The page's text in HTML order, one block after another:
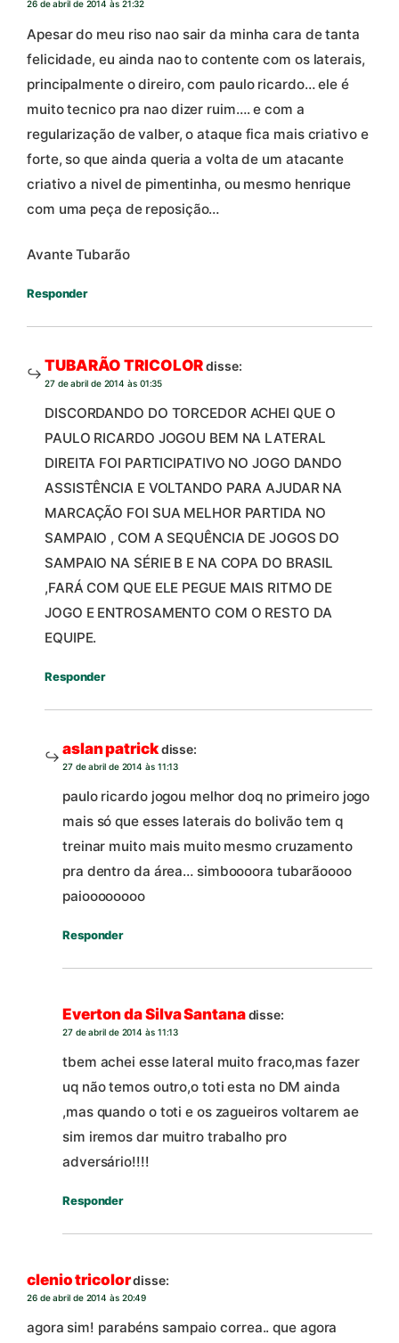
26 de abril de 2014 às 21:32
Apesar do meu riso nao sair da minha cara de tanta
felicidade, eu ainda nao to contente com os laterais,
principalmente o direiro, com paulo ricardo… ele é
muito tecnico pra nao dizer ruim…. e com a
regularização de valber, o ataque fica mais criativo e
forte, so que ainda queria a volta de um atacante
criativo a nivel de pimentinha, ou mesmo henrique
com uma peça de reposição…
Avante Tubarão
Responder
TUBARÃO TRICOLORdisse:
27 de abril de 2014 às 01:35
DISCORDANDO DO TORCEDOR ACHEI QUE O
PAULO RICARDO JOGOU BEM NA LATERAL
DIREITA FOI PARTICIPATIVO NO JOGO DANDO
ASSISTÊNCIA E VOLTANDO PARA AJUDAR NA
MARCAÇÃO FOI SUA MELHOR PARTIDA NO
SAMPAIO , COM A SEQUÊNCIA DE JOGOS DO
SAMPAIO NA SÉRIE B E NA COPA DO BRASIL
,FARÁ COM QUE ELE PEGUE MAIS RITMO DE
JOGO E ENTROSAMENTO COM O RESTO DA
EQUIPE.
Responder
aslan patrickdisse:
27 de abril de 2014 às 11:13
paulo ricardo jogou melhor doq no primeiro jogo
mais só que esses laterais do bolivão tem q
treinar muito mais muito mesmo cruzamento
pra dentro da área… simboooora tubarãoooo
paioooooooo
Responder
Everton da Silva Santanadisse:
27 de abril de 2014 às 11:13
tbem achei esse lateral muito fraco,mas fazer
uq não temos outro,o toti esta no DM ainda
,mas quando o toti e os zagueiros voltarem ae
sim iremos dar muitro trabalho pro
adversário!!!!
Responder
clenio tricolordisse:
26 de abril de 2014 às 20:49
agora sim! parabéns sampaio correa.. que agora